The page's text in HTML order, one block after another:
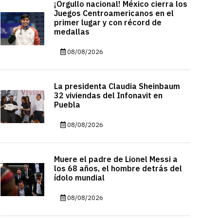
¡Orgullo nacional! México cierra los
Juegos Centroamericanos en el
primer lugar y con récord de
medallas
08/08/2026
La presidenta Claudia Sheinbaum
32 viviendas del Infonavit en
Puebla
08/08/2026
Muere el padre de Lionel Messi a
los 68 años, el hombre detrás del
ídolo mundial
08/08/2026